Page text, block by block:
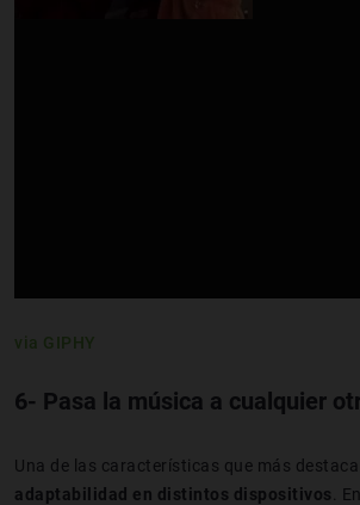
via GIPHY
6- Pasa la música a cualquier
Una de las características que más
adaptabilidad en distintos dispositivos .